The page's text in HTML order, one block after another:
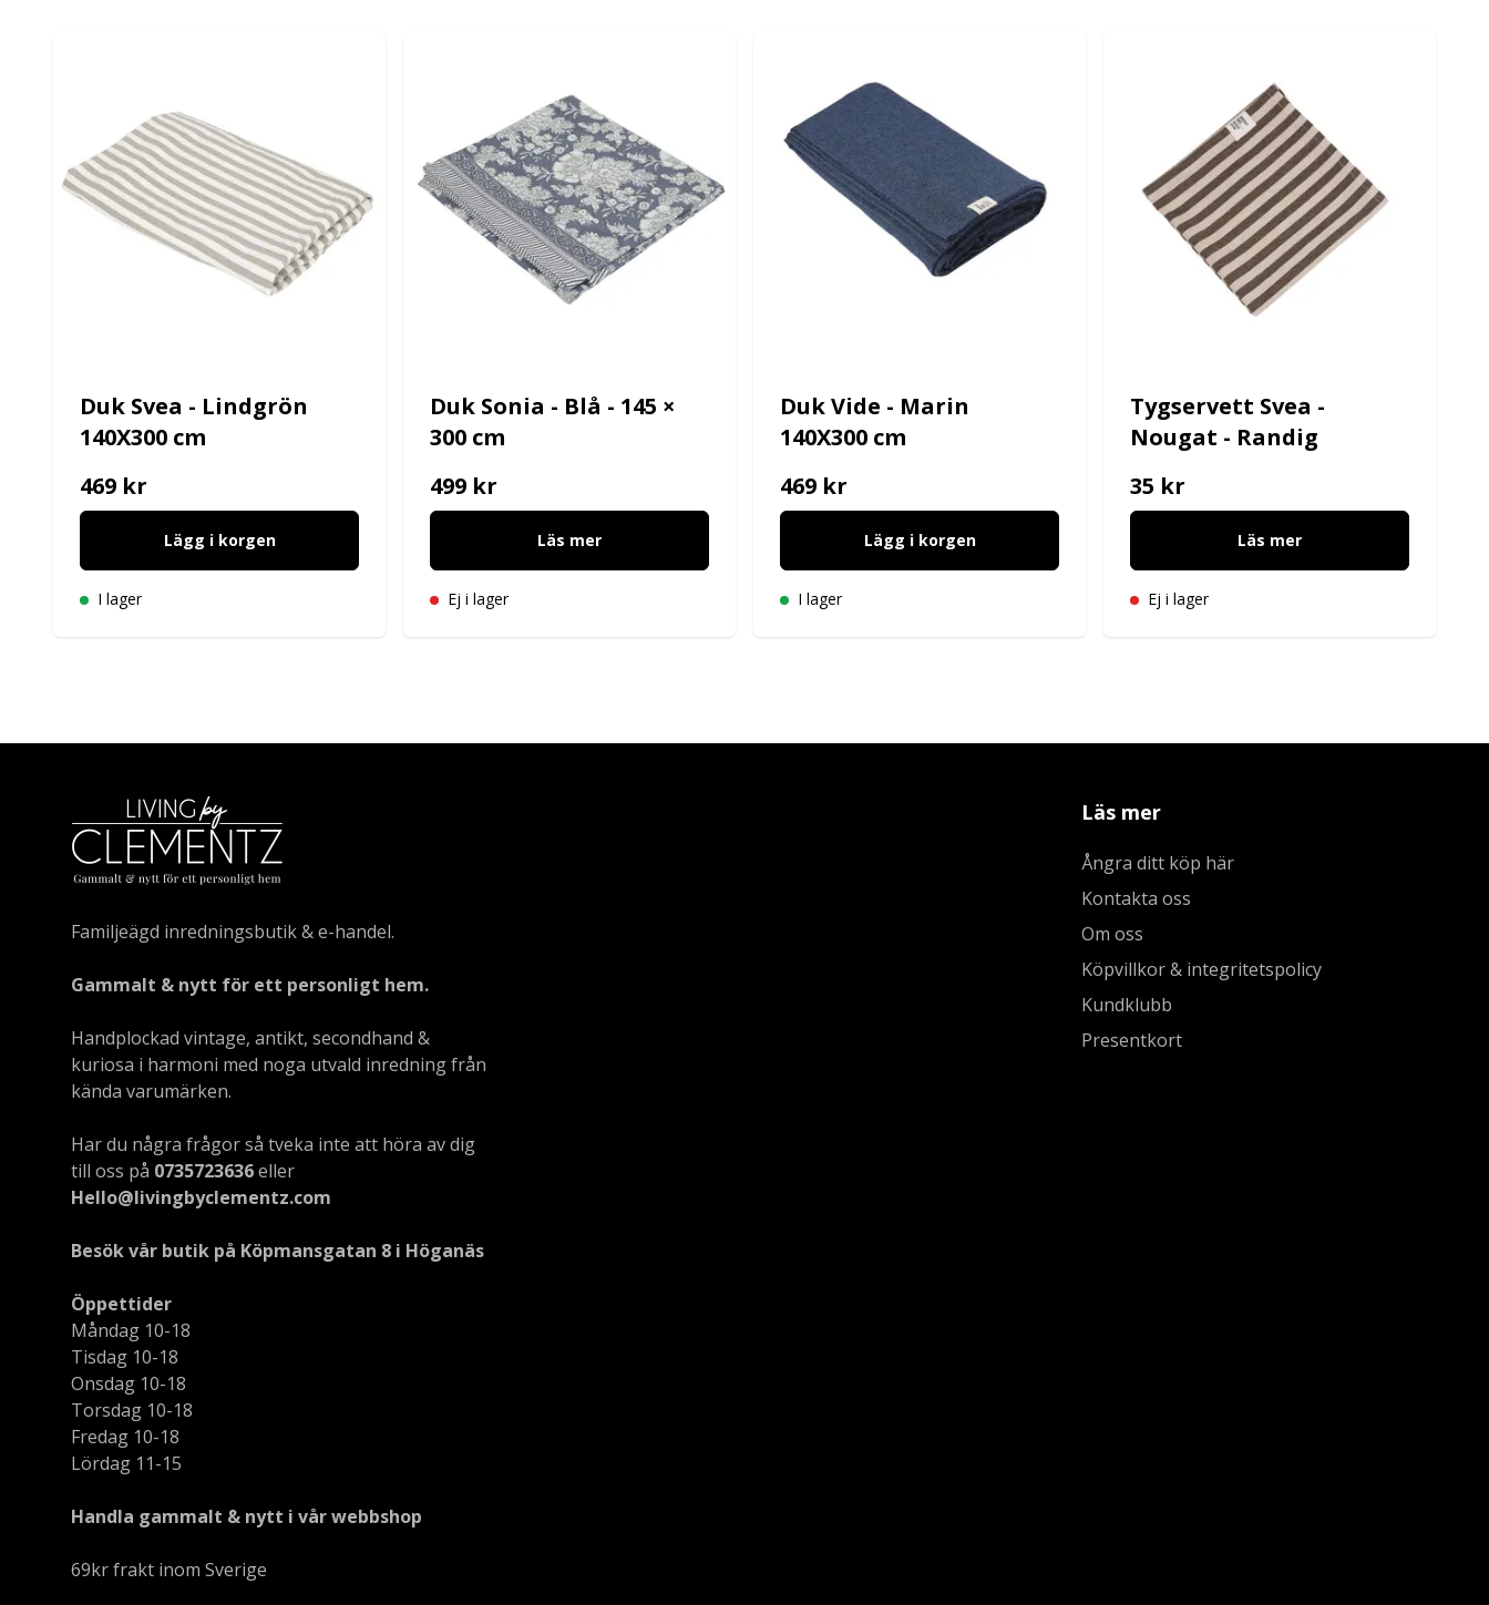
Duk Svea - Lindgrön
140X300 cm
469 kr
Lägg i korgen
I lager
Duk Sonia - Blå - 145 ×
300 cm
499 kr
Läs mer
Ej i lager
Duk Vide - Marin
140X300 cm
469 kr
Lägg i korgen
I lager
Tygservett Svea -
Nougat - Randig
35 kr
Läs mer
Ej i lager
Familjeägd inredningsbutik & e-handel.
Gammalt & nytt för ett personligt hem.
Handplockad vintage, antikt, secondhand &
kuriosa i harmoni med noga utvald inredning från
kända varumärken.
Har du några frågor så tveka inte att höra av dig
till oss på 0735723636eller
Hello@livingbyclementz.com
Besök vår butik på Köpmansgatan 8 i Höganäs
Öppettider
Måndag 10-18
Tisdag 10-18
Onsdag 10-18
Torsdag 10-18
Fredag 10-18
Lördag 11-15
Handla gammalt & nytt i vår webbshop
69kr frakt inom Sverige
Läs mer
Ångra ditt köp här
Kontakta oss
Om oss
Köpvillkor & integritetspolicy
Kundklubb
Presentkort